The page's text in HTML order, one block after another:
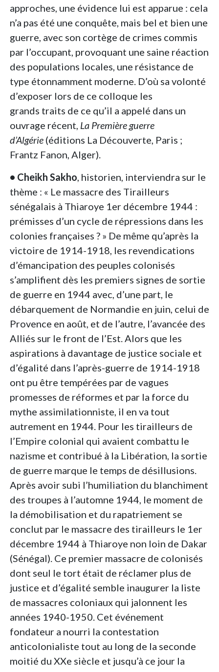
approches, une évidence lui est apparue : cela
n’a pas été une conquête, mais bel et bien une
guerre, avec son cortège de crimes commis
par l’occupant, provoquant une saine réaction
des populations locales, une résistance de
type étonnamment moderne. D’où sa volonté
d’exposer lors de ce colloque les
grands traits de ce qu’il a appelé dans un
ouvrage récent, La Première guerre
d’Algérie (éditions La Découverte, Paris ;
Frantz Fanon, Alger).
• Cheikh Sakho, historien, interviendra sur le
thème : « Le massacre des Tirailleurs
sénégalais à Thiaroye 1er décembre 1944 :
prémisses d’un cycle de répressions dans les
colonies françaises ? » De même qu’après la
victoire de 1914-1918, les revendications
d’émancipation des peuples colonisés
s’amplifient dès les premiers signes de sortie
de guerre en 1944 avec, d’une part, le
débarquement de Normandie en juin, celui de
Provence en août, et de l’autre, l’avancée des
Alliés sur le front de l’Est. Alors que les
aspirations à davantage de justice sociale et
d’égalité dans l’après-guerre de 1914-1918
ont pu être tempérées par de vagues
promesses de réformes et par la force du
mythe assimilationniste, il en va tout
autrement en 1944. Pour les tirailleurs de
l’Empire colonial qui avaient combattu le
nazisme et contribué à la Libération, la sortie
de guerre marque le temps de désillusions.
Après avoir subi l’humiliation du blanchiment
des troupes à l’automne 1944, le moment de
la démobilisation et du rapatriement se
conclut par le massacre des tirailleurs le 1er
décembre 1944 à Thiaroye non loin de Dakar
(Sénégal). Ce premier massacre de colonisés
dont seul le tort était de réclamer plus de
justice et d’égalité semble inaugurer la liste
de massacres coloniaux qui jalonnent les
années 1940-1950. Cet événement
fondateur a nourri la contestation
anticolonialiste tout au long de la seconde
moitié du XXe siècle et jusqu’à ce jour la